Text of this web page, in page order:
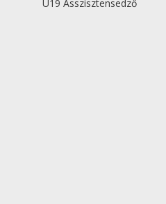
U19 Asszisztensedző